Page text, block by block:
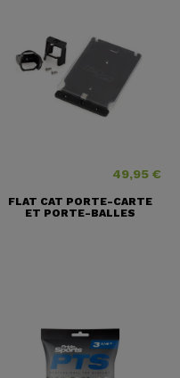
Precio
49,95 €
FLAT CAT PORTE-CARTE
ET PORTE-BALLES